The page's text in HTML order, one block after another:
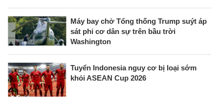
Máy bay chở Tổng thống Trump suýt áp
sát phi cơ dân sự trên bầu trời
Washington
Tuyển Indonesia nguy cơ bị loại sớm
khỏi ASEAN Cup 2026